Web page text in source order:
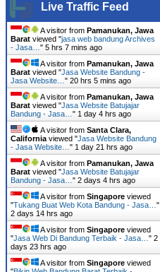
Live Traffic Feed
A visitor from Pamanukan, Jawa
Barat viewed "jasa web bandung Archives
- Jasa… " 5 hrs 7 mins ago
A visitor from Pamanukan, Jawa
Barat viewed "Jasa Website Bandung -
Jasa Website… " 20 hrs 5 mins ago
A visitor from Pamanukan, Jawa
Barat viewed "Jasa Website Batujajar
Bandung - Jasa… " 1 day 4 hrs ago
A visitor from Santa Clara,
California viewed "Jasa Website Bandung
- Jasa Website… " 1 day 21 hrs ago
A visitor from Pamanukan, Jawa
Barat viewed "Jasa Website Batujajar
Bandung - Jasa… " 2 days 4 hrs ago
A visitor from Singapore viewed
"Tukang Buat Web Kota Bandung - Jasa… "
2 days 14 hrs ago
A visitor from Singapore viewed
"Jasa Web Di Bandung Terbaik - Jasa… " 2
days 23 hrs ago
A visitor from Singapore viewed